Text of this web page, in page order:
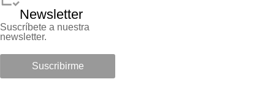
Newsletter
Suscríbete a nuestra
newsletter.
Suscribirme